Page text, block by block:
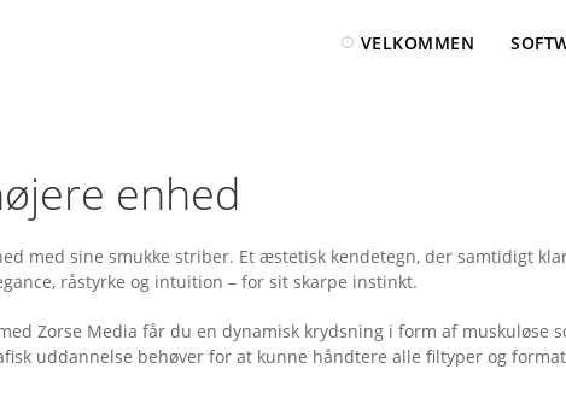
VELKOMMEN
enhed
med sine smukke striber. Et æstetisk kendetegn, der samtidigt
råstyrke og intuition – for sit skarpe instinkt.
Zorse Media får du en dynamisk krydsning i form af
uddannelse behøver for at kunne håndtere alle filtyper og